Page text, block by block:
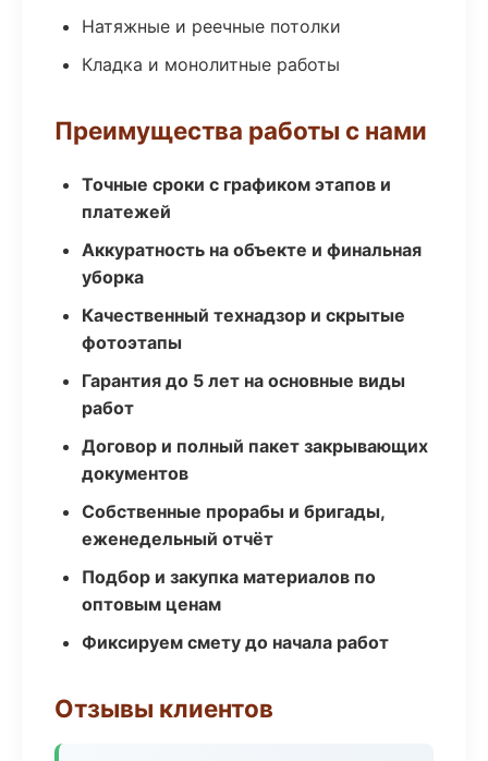
Натяжные и реечные потолки
Кладка и монолитные работы
Преимущества работы с нами
Точные сроки с графиком этапов и
платежей
Аккуратность на объекте и финальная
уборка
Качественный технадзор и скрытые
фотоэтапы
Гарантия до 5 лет на основные виды
работ
Договор и полный пакет закрывающих
документов
Собственные прорабы и бригады,
еженедельный отчёт
Подбор и закупка материалов по
оптовым ценам
Фиксируем смету до начала работ
Отзывы клиентов